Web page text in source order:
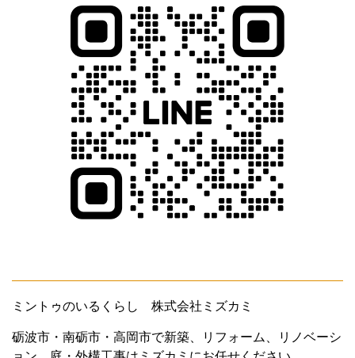
ミントゥのいるくらし 株式会社ミズカミ
砺波市・南砺市・高岡市で新築、リフォーム、リノベーシ